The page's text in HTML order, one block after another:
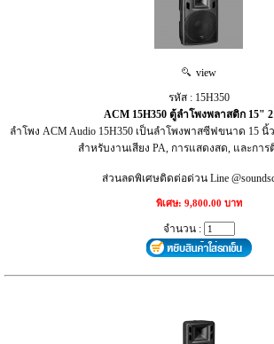
view
รหัส : 15H350
ACM 15H350 ตู้ลำโพงพลาสติก 15"
ลำโพง ACM Audio 15H350 เป็นลำโพงพาสซีฟขนาด 15
สำหรับงานเสียง PA, การแสดงสด, และกา
ส่วนลดพิเศษติดต่อด่วน Line
พิเศษ: 9,800.00 บาท
จำนวน :